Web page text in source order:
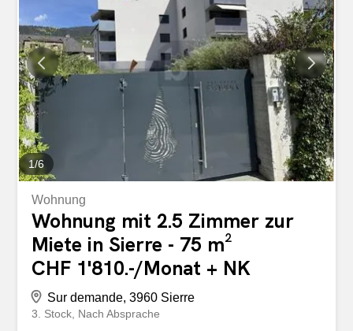
1/6
Wohnung
Wohnung mit 2.5 Zimmer zur
Miete in Sierre - 75 m²
CHF 1'810.-/Monat + NK
Sur demande, 3960 Sierre
3. Stock Nach Absprache